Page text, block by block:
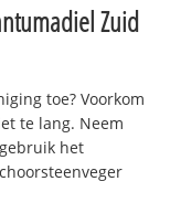
Zuid
toe? Voorkom
te lang. Neem
het